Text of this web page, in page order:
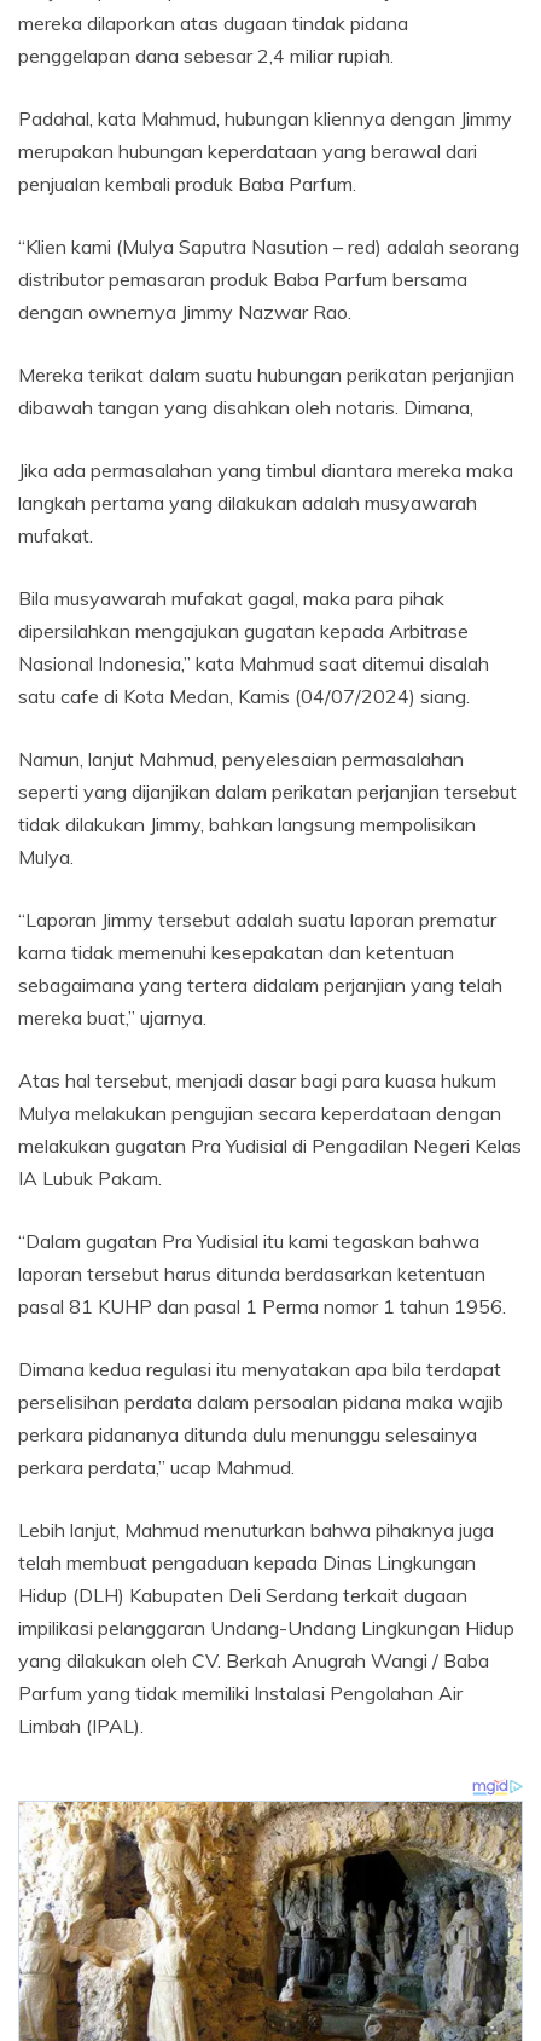
mereka dilaporkan atas dugaan tindak pidana
penggelapan dana sebesar 2,4 miliar rupiah.
Padahal, kata Mahmud, hubungan kliennya dengan Jimmy
merupakan hubungan keperdataan yang berawal dari
penjualan kembali produk Baba Parfum.
“Klien kami (Mulya Saputra Nasution – red) adalah seorang
distributor pemasaran produk Baba Parfum bersama
dengan ownernya Jimmy Nazwar Rao.
Mereka terikat dalam suatu hubungan perikatan perjanjian
dibawah tangan yang disahkan oleh notaris. Dimana,
Jika ada permasalahan yang timbul diantara mereka maka
langkah pertama yang dilakukan adalah musyawarah
mufakat.
Bila musyawarah mufakat gagal, maka para pihak
dipersilahkan mengajukan gugatan kepada Arbitrase
Nasional Indonesia,” kata Mahmud saat ditemui disalah
satu cafe di Kota Medan, Kamis (04/07/2024) siang.
Namun, lanjut Mahmud, penyelesaian permasalahan
seperti yang dijanjikan dalam perikatan perjanjian tersebut
tidak dilakukan Jimmy, bahkan langsung mempolisikan
Mulya.
“Laporan Jimmy tersebut adalah suatu laporan prematur
karna tidak memenuhi kesepakatan dan ketentuan
sebagaimana yang tertera didalam perjanjian yang telah
mereka buat,” ujarnya.
Atas hal tersebut, menjadi dasar bagi para kuasa hukum
Mulya melakukan pengujian secara keperdataan dengan
melakukan gugatan Pra Yudisial di Pengadilan Negeri Kelas
IA Lubuk Pakam.
“Dalam gugatan Pra Yudisial itu kami tegaskan bahwa
laporan tersebut harus ditunda berdasarkan ketentuan
pasal 81 KUHP dan pasal 1 Perma nomor 1 tahun 1956.
Dimana kedua regulasi itu menyatakan apa bila terdapat
perselisihan perdata dalam persoalan pidana maka wajib
perkara pidananya ditunda dulu menunggu selesainya
perkara perdata,” ucap Mahmud.
Lebih lanjut, Mahmud menuturkan bahwa pihaknya juga
telah membuat pengaduan kepada Dinas Lingkungan
Hidup (DLH) Kabupaten Deli Serdang terkait dugaan
impilikasi pelanggaran Undang-Undang Lingkungan Hidup
yang dilakukan oleh CV. Berkah Anugrah Wangi / Baba
Parfum yang tidak memiliki Instalasi Pengolahan Air
Limbah (IPAL).